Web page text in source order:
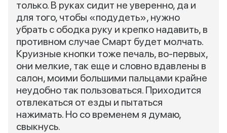
только. В руках сидит не уверенно, да и
для того, чтобы «подудеть», нужно
убрать с ободка руку и крепко надавить, в
противном случае Смарт будет молчать.
Круизные кнопки тоже печаль, во-первых,
они мелкие, так еще и словно вдавлены в
салон, моими большими пальцами крайне
неудобно так пользоваться. Приходится
отвлекаться от езды и пытаться
нажимать. Но со временем я думаю,
свыкнусь.